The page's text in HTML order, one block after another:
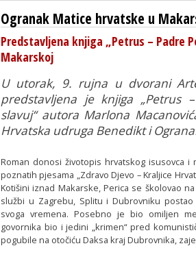
Ogranak Matice hrvatske u
Predstavljena knjiga „Petrus – Padre
Makarskoj
U utorak, 9. rujna u dvorani
predstavljena je knjiga „Petrus
slavuj“autora Marlona
Hrvatska udruga Benedikt i
Roman donosi životopis hrvatskog isusovca
poznatih pjesama „Zdravo Djevo – Kraljice
Kotišini iznad Makarske, Perica se školovao
službi u Zagrebu, Splitu i Dubrovniku
svoga vremena. Posebno je bio omiljen
govornika bio i jedini „krimen“ pred
pogubile na otočiću Daksa kraj Dubrovnika,